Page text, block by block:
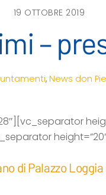
19 OTTOBRE 2019
–
, News don
di Palazzo